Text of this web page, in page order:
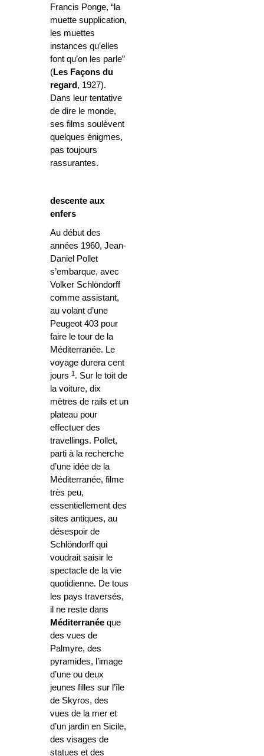
Francis Ponge, “la
muette supplication,
les muettes
instances qu’elles
font qu’on les parle”
(Les Façons du
regard, 1927).
Dans leur tentative
de dire le monde,
ses films soulèvent
quelques énigmes,
pas toujours
rassurantes.
descente aux
enfers
Au début des
années 1960, Jean-
Daniel Pollet
s’embarque, avec
Volker Schlöndorff
comme assistant,
au volant d’une
Peugeot 403 pour
faire le tour de la
Méditerranée. Le
voyage durera cent
jours 1 . Sur le toit de
la voiture, dix
mètres de rails et un
plateau pour
effectuer des
travellings. Pollet,
parti à la recherche
d’une idée de la
Méditerranée, filme
très peu,
essentiellement des
sites antiques, au
désespoir de
Schlöndorff qui
voudrait saisir le
spectacle de la vie
quotidienne. De tous
les pays traversés,
il ne reste dans
Méditerranée que
des vues de
Palmyre, des
pyramides, l’image
d’une ou deux
jeunes filles sur l’île
de Skyros, des
vues de la mer et
d’un jardin en Sicile,
des visages de
statues et des